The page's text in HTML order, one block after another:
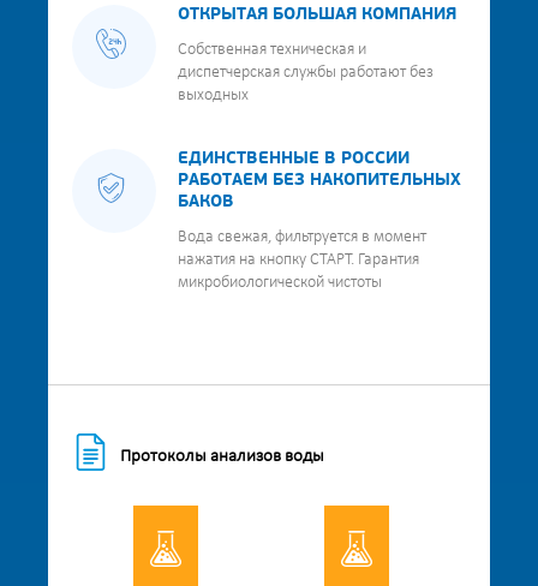
ОТКРЫТАЯ БОЛЬШАЯ КОМПАНИЯ
Собственная техническая и
диспетчерская службы работают без
выходных
ЕДИНСТВЕННЫЕ В РОССИИ
РАБОТАЕМ БЕЗ НАКОПИТЕЛЬНЫХ
БАКОВ
Вода свежая, фильтруется в момент
нажатия на кнопку СТАРТ. Гарантия
микробиологической чистоты
Протоколы анализов воды